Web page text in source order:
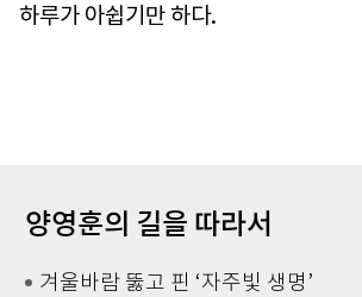
하루가 아쉽기만 하다.
양영훈의 길을 따라서
겨울바람 뚫고 핀 ‘자주빛 생명’